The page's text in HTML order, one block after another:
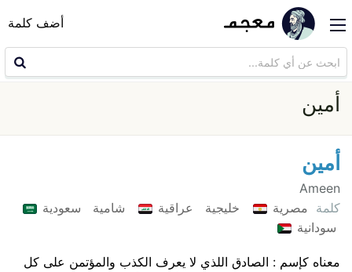
أضف كلمة
أمين
أمين
Ameen
كلمة مصرية خليجية عراقية شامية
سعودية
سودانية
معناه كإسم : الصادق اللذي لا يعرف الكذب والمؤتمن على كل